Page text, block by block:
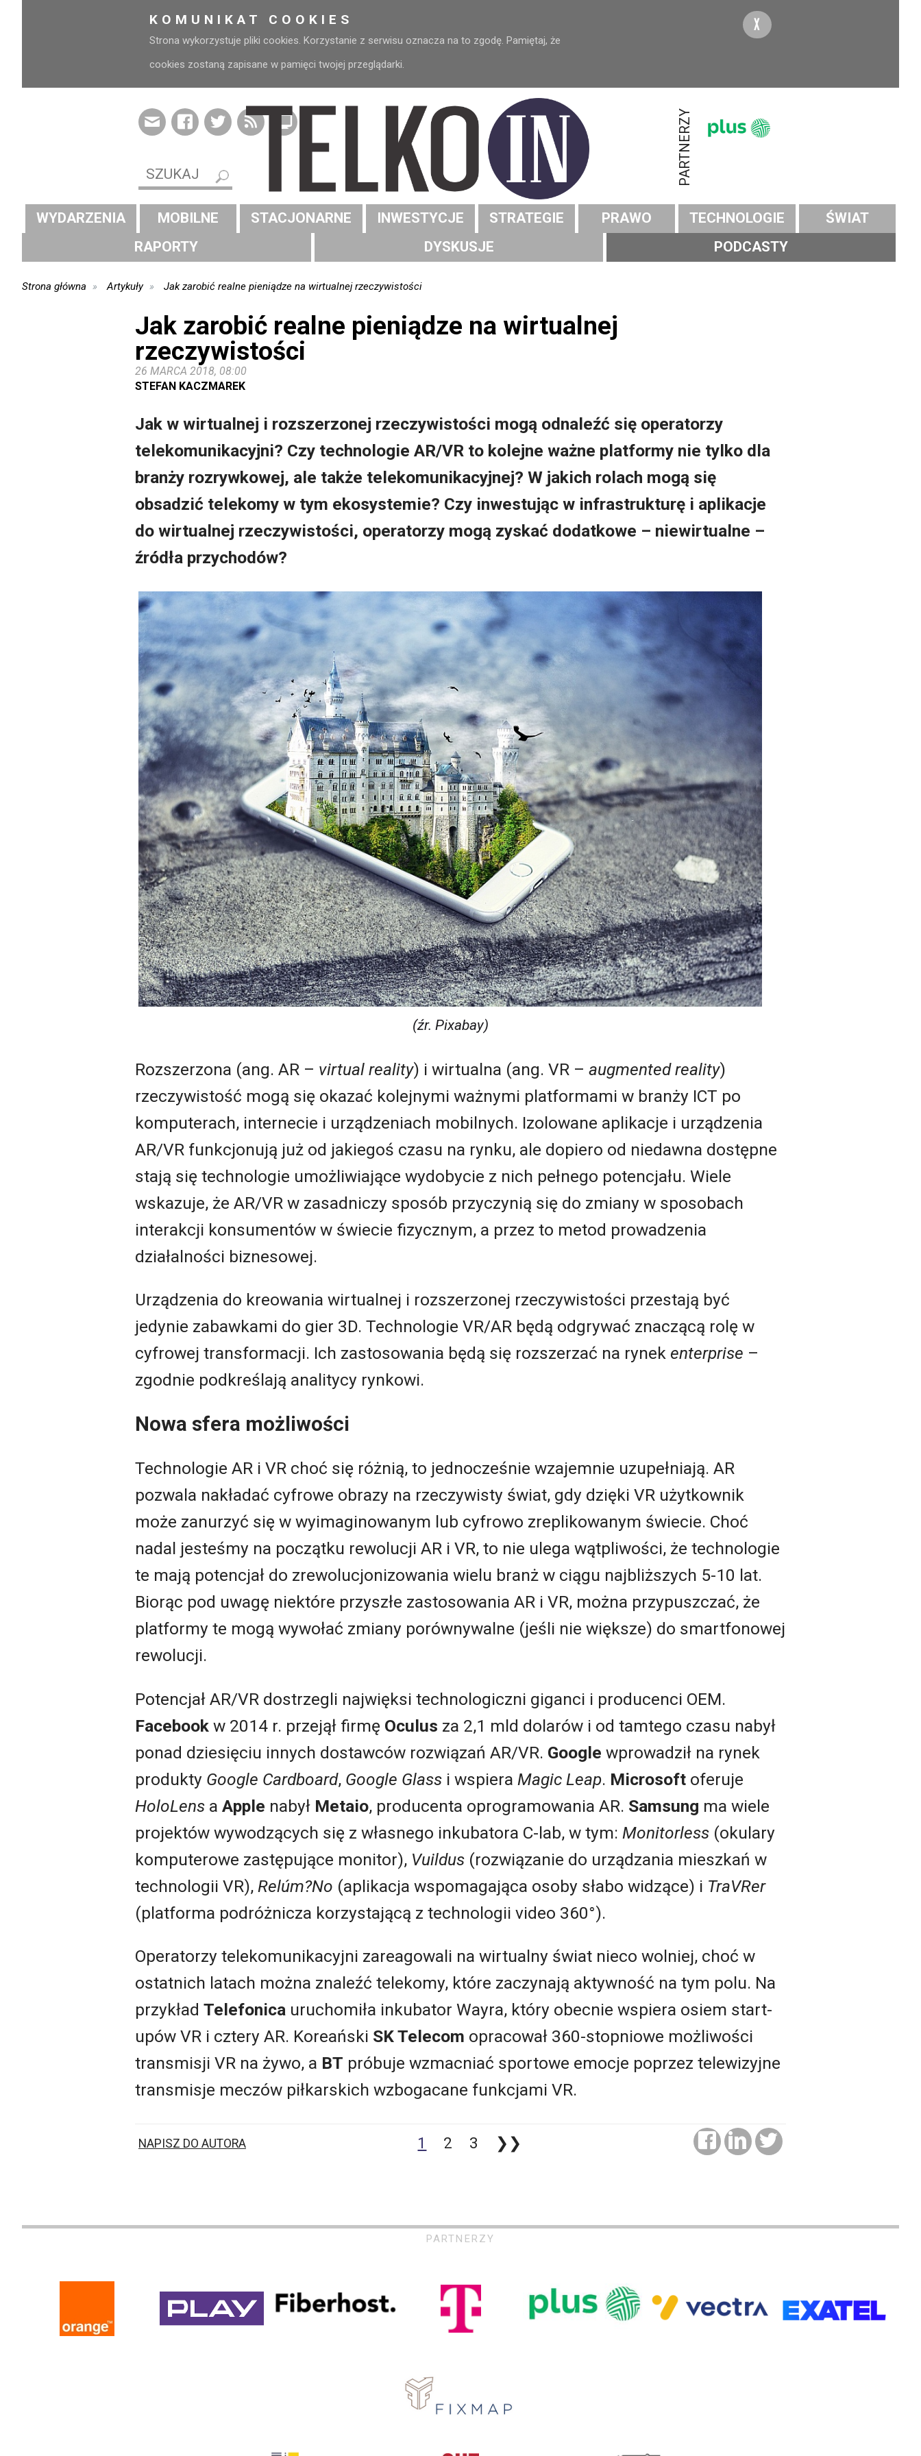
KOMUNIKAT COOKIES
Strona wykorzystuje pliki cookies. Korzystanie z serwisu oznacza na to zgodę. Pamiętaj, że
cookies zostaną zapisane w pamięci twojej przeglądarki.
X
PARTNERZY
WYDARZENIA MOBILNE STACJONARNE INWESTYCJE STRATEGIE PRAWO TECHNOLOGIE
ŚWIAT
RAPORTY
DYSKUSJE PODCASTY
Strona główna Artykuły Jak zarobić realne pieniądze na wirtualnej rzeczywistości
Jak zarobić realne pieniądze na wirtualnej
rzeczywistości
26 MARCA 2018, 08:00
STEFAN KACZMAREK
Jak w wirtualnej i rozszerzonej rzeczywistości mogą odnaleźć się operatorzy
telekomunikacyjni? Czy technologie AR/VR to kolejne ważne platformy nie tylko dla
branży rozrywkowej, ale także telekomunikacyjnej? W jakich rolach mogą się
obsadzić telekomy w tym ekosystemie? Czy inwestując w infrastrukturę i aplikacje
do wirtualnej rzeczywistości, operatorzy mogą zyskać dodatkowe – niewirtualne –
źródła przychodów?
(źr. Pixabay)
Rozszerzona (ang. AR – virtual reality) i wirtualna (ang. VR – augmented reality)
rzeczywistość mogą się okazać kolejnymi ważnymi platformami w branży ICT po
komputerach, internecie i urządzeniach mobilnych. Izolowane aplikacje i urządzenia
AR/VR funkcjonują już od jakiegoś czasu na rynku, ale dopiero od niedawna dostępne
stają się technologie umożliwiające wydobycie z nich pełnego potencjału. Wiele
wskazuje, że AR/VR w zasadniczy sposób przyczynią się do zmiany w sposobach
interakcji konsumentów w świecie fizycznym, a przez to metod prowadzenia
działalności biznesowej.
Urządzenia do kreowania wirtualnej i rozszerzonej rzeczywistości przestają być
jedynie zabawkami do gier 3D. Technologie VR/AR będą odgrywać znaczącą rolę w
cyfrowej transformacji. Ich zastosowania będą się rozszerzać na rynek enterprise –
zgodnie podkreślają analitycy rynkowi.
Nowa sfera możliwości
Technologie AR i VR choć się różnią, to jednocześnie wzajemnie uzupełniają. AR
pozwala nakładać cyfrowe obrazy na rzeczywisty świat, gdy dzięki VR użytkownik
może zanurzyć się w wyimaginowanym lub cyfrowo zreplikowanym świecie. Choć
nadal jesteśmy na początku rewolucji AR i VR, to nie ulega wątpliwości, że technologie
te mają potencjał do zrewolucjonizowania wielu branż w ciągu najbliższych 5-10 lat.
Biorąc pod uwagę niektóre przyszłe zastosowania AR i VR, można przypuszczać, że
platformy te mogą wywołać zmiany porównywalne (jeśli nie większe) do smartfonowej
rewolucji.
Potencjał AR/VR dostrzegli najwięksi technologiczni giganci i producenci OEM.
Facebook w 2014 r. przejął firmę Oculus za 2,1 mld dolarów i od tamtego czasu nabył
ponad dziesięciu innych dostawców rozwiązań AR/VR. Google wprowadził na rynek
produkty Google Cardboard, Google Glass i wspiera Magic Leap. Microsoft oferuje
HoloLens a Apple nabył Metaio, producenta oprogramowania AR. Samsung ma wiele
projektów wywodzących się z własnego inkubatora C-lab, w tym: Monitorless (okulary
komputerowe zastępujące monitor), Vuildus (rozwiązanie do urządzania mieszkań w
technologii VR), Relúm?No (aplikacja wspomagająca osoby słabo widzące) i TraVRer
(platforma podróżnicza korzystającą z technologii video 360°).
Operatorzy telekomunikacyjni zareagowali na wirtualny świat nieco wolniej, choć w
ostatnich latach można znaleźć telekomy, które zaczynają aktywność na tym polu. Na
przykład Telefonica uruchomiła inkubator Wayra, który obecnie wspiera osiem start-
upów VR i cztery AR. Koreański SK Telecom opracował 360-stopniowe możliwości
transmisji VR na żywo, a BT próbuje wzmacniać sportowe emocje poprzez telewizyjne
transmisje meczów piłkarskich wzbogacane funkcjami VR.
NAPISZ DO AUTORA 1 2 3 ❯❯
PARTNERZY